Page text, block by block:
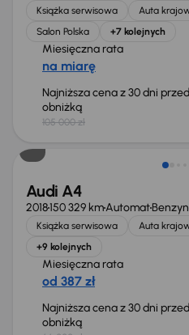
Książka serwisowa Auta
Salon Polska
+7 kolejnych
Miesięczna rata
na miarę
Najniższa cena z 30 dni przed
obniżką
105 000 zł
Taniej o 1 000 zł
Audi A4
2018150 329 kmAutomat
Książka serwisowa Auta
+9 kolejnych
Miesięczna rata
od 387 zł
Najniższa cena z 30 dni przed
obniżką